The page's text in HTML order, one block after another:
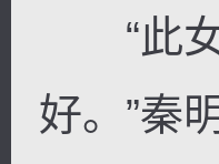
“此女
好。”秦